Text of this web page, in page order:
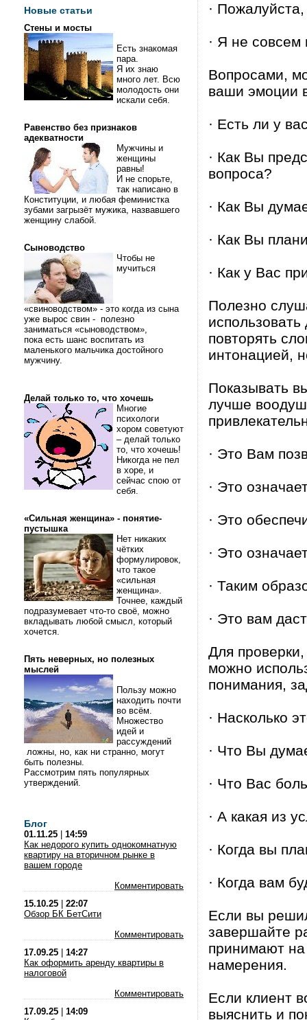
Новые статьи
Стены и мосты
Есть знакомая
пара.
Я их знаю
много лет. Всю
молодость они
искали себя.
Равенство без признаков
адекватности
Мужчины и
женщины
равны!
И не спорьте,
так написано в
Конституции, и любая феминистка
зубами загрызёт мужика, назвавшего
женщину слабой.
Сыноводство
Чтобы не
мучиться
«свиноводством» - это когда из сына
уже вырос свин - полезно
заниматься «сыноводством»,
пока есть шанс воспитать из
маленького мальчика достойного
мужчину.
Делай только то, что хочешь
Многие
психологи
хором советуют
– делай только
то, что хочешь!
Никогда не пел
в хоре, и
сейчас спою от
себя.
«Сильная женщина» - понятие-
пустышка
Нет никаких
чётких
формулировок,
что такое
«сильная
женщина».
Точнее, каждый
подразумевает что-то своё, можно
вкладывать любой смысл, который
хочется.
Пять неверных, но полезных
мыслей
Пользу можно
находить почти
во всём.
Множество
идей и
рассуждений
ложны, но, как ни странно, могут
быть полезны.
Рассмотрим пять популярных
утверждений.
Блог
01.11.25
14:59
Как недорого купить однокомнатную
квартиру на вторичном рынке в
вашем городе
Комментировать
15.10.25
22:07
Обзор БК БетСити
Комментировать
17.09.25
14:27
Как оформить аренду квартиры в
налоговой
Комментировать
17.09.25
14:09
·
· Я не совсем
Вопросами,
ваши эмоции
· Есть ли у
· Как Вы
вопроса?
· Как Вы
· Как Вы
· Как у Вас
Полезно
повторять
интонацией,
Показывать
лучше
· Это Вам
· Это
· Это
· Это
· Таким
· Это вам
Для проверки,
можно
понимания,
· Насколько
· Что Вы
· Что Вас
· А какая из
· Когда вы
· Когда вам
Если вы
завершайте
принимают на
намерения.
Если клиент
выяснить и